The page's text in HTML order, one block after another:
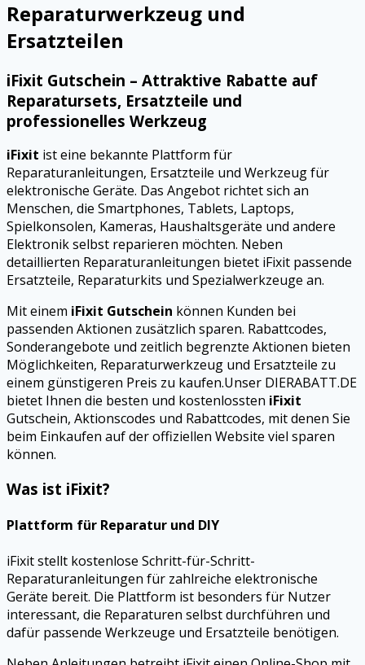
Reparaturwerkzeug und
Ersatzteilen
iFixit Gutschein – Attraktive Rabatte auf
Reparatursets, Ersatzteile und
professionelles Werkzeug
iFixit ist eine bekannte Plattform für
Reparaturanleitungen, Ersatzteile und Werkzeug für
elektronische Geräte. Das Angebot richtet sich an
Menschen, die Smartphones, Tablets, Laptops,
Spielkonsolen, Kameras, Haushaltsgeräte und andere
Elektronik selbst reparieren möchten. Neben
detaillierten Reparaturanleitungen bietet iFixit passende
Ersatzteile, Reparaturkits und Spezialwerkzeuge an.
Mit einem iFixit Gutschein können Kunden bei
passenden Aktionen zusätzlich sparen. Rabattcodes,
Sonderangebote und zeitlich begrenzte Aktionen bieten
Möglichkeiten, Reparaturwerkzeug und Ersatzteile zu
einem günstigeren Preis zu kaufen.Unser DIERABATT.DE
bietet Ihnen die besten und kostenlossten iFixit
Gutschein, Aktionscodes und Rabattcodes, mit denen Sie
beim Einkaufen auf der offiziellen Website viel sparen
können.
Was ist iFixit?
Plattform für Reparatur und DIY
iFixit stellt kostenlose Schritt-für-Schritt-
Reparaturanleitungen für zahlreiche elektronische
Geräte bereit. Die Plattform ist besonders für Nutzer
interessant, die Reparaturen selbst durchführen und
dafür passende Werkzeuge und Ersatzteile benötigen.